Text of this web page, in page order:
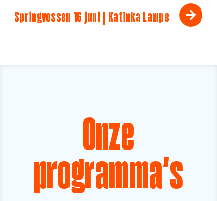
Springvossen 16 juni | Katinka Lampe
Onze
programma's